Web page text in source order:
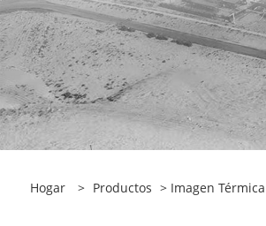
Hogar > Productos > Imagen Térmica